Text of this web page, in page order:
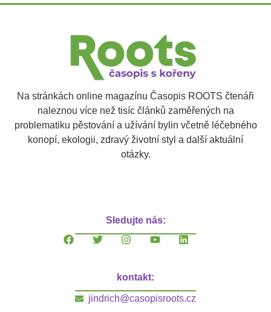
Na stránkách online magazínu Časopis ROOTS čtenáři
naleznou více než tisíc článků zaměřených na
problematiku pěstování a užívání bylin včetně léčebného
konopí, ekologii, zdravý životní styl a další aktuální
otázky.
Sledujte nás:
kontakt:
jindrich@casopisroots.cz